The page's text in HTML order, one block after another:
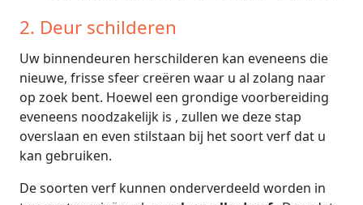
2. Deur schilderen
Uw binnendeuren herschilderen kan eveneens die
nieuwe, frisse sfeer creëren waar u al zolang naar
op zoek bent. Hoewel een grondige voorbereiding
eveneens noodzakelijk is , zullen we deze stap
overslaan en even stilstaan bij het soort verf dat u
kan gebruiken.
De soorten verf kunnen onderverdeeld worden in